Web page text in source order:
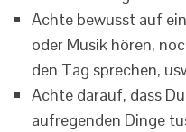
Achte bewusst auf
oder Musik hören,
den Tag sprechen,
Achte darauf, dass
aufregenden Dinge